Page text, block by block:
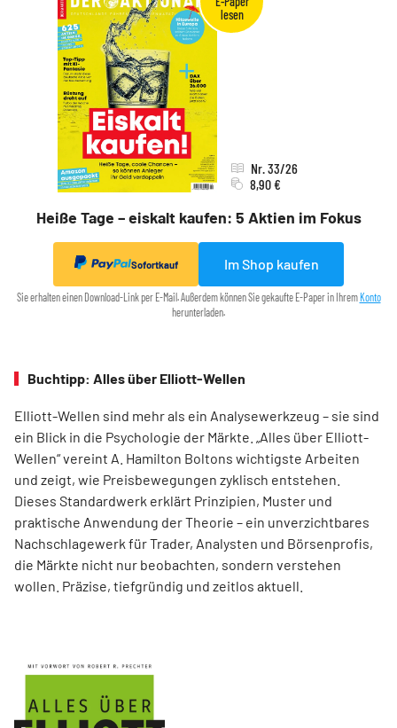
Heiße Tage – eiskalt kaufen: 5 Aktien im Fokus
Nr. 33/26
8,90 €
Sofortkauf Im Shop kaufen
Sie erhalten einen Download-Link per E-Mail. Außerdem können Sie gekaufte E-Paper in Ihrem Konto
herunterladen.
Buchtipp: Alles über Elliott-Wellen
Elliott-Wellen sind mehr als ein Analysewerkzeug – sie sind
ein Blick in die Psychologie der Märkte. „Alles über Elliott-
Wellen“ vereint A. Hamilton Boltons wichtigste Arbeiten
und zeigt, wie Preisbewegungen zyklisch entstehen.
Dieses Standardwerk erklärt Prinzipien, Muster und
praktische Anwendung der Theorie – ein unverzichtbares
Nachschlagewerk für Trader, Analysten und Börsenprofis,
die Märkte nicht nur beobachten, sondern verstehen
wollen. Präzise, tiefgründig und zeitlos aktuell.